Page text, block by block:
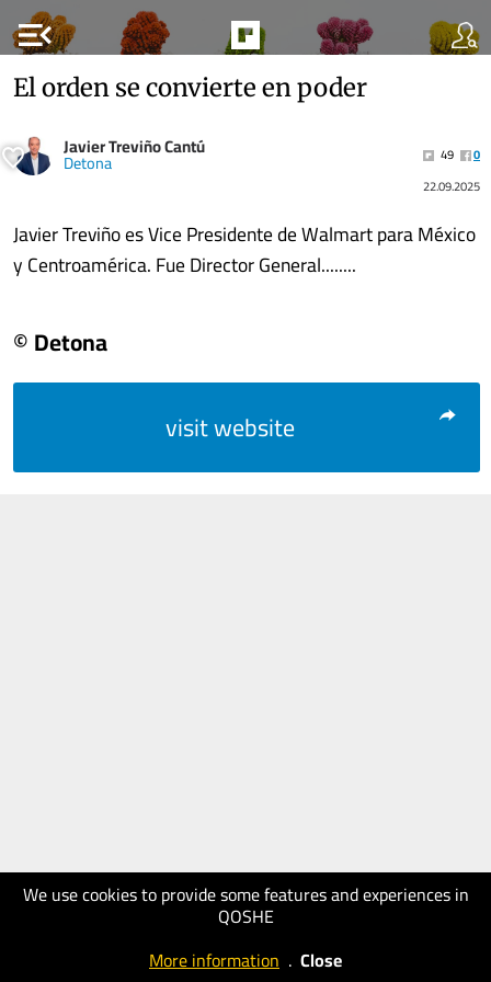
menu_open
We use cookies to provide some features and experiences in
QOSHE
More information . Close
El orden se convierte en poder
Javier Treviño Cantú
Detona 49
0
22.09.2025
Javier Treviño es Vice Presidente de Walmart para México
y Centroamérica. Fue Director General........
© Detona
visit website